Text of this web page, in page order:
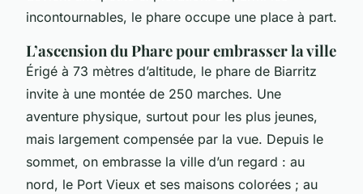
incontournables, le phare occupe une place à part.
L’ascension du Phare pour embrasser la ville
Érigé à 73 mètres d’altitude, le phare de Biarritz
invite à une montée de 250 marches. Une
aventure physique, surtout pour les plus jeunes,
mais largement compensée par la vue. Depuis le
sommet, on embrasse la ville d’un regard : au
nord, le Port Vieux et ses maisons colorées ; au